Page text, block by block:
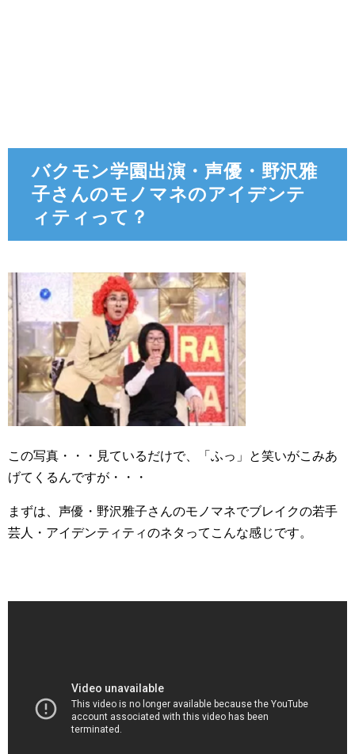
バクモン学園出演・声優・野沢雅
子さんのモノマネのアイデンテ
ィティって？
この写真・・・見ているだけで、「ふっ」と笑いがこみあ
げてくるんですが・・・
まずは、声優・野沢雅子さんのモノマネでブレイクの若手
芸人・アイデンティティのネタってこんな感じです。